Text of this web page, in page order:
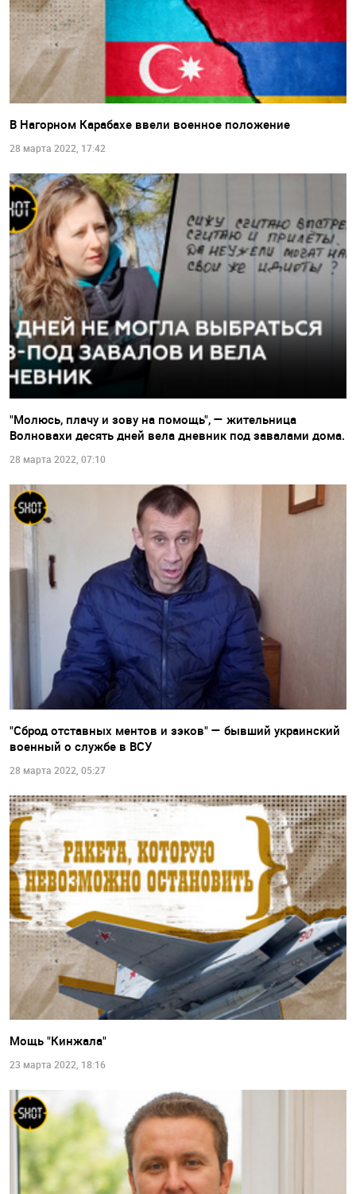
В Нагорном Карабахе ввели военное положение
28 марта 2022, 17:42
"Молюсь, плачу и зову на помощь", — жительница
Волновахи десять дней вела дневник под завалами дома.
28 марта 2022, 07:10
"Сброд отставных ментов и зэков" — бывший украинский
военный о службе в ВСУ
28 марта 2022, 05:27
Мощь "Кинжала"
23 марта 2022, 18:16